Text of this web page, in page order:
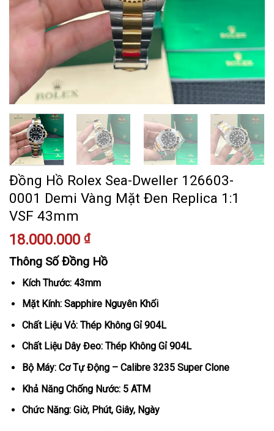
Đồng Hồ Rolex Sea-Dweller 126603-
0001 Demi Vàng Mặt Đen Replica 1:1
VSF 43mm
18.000.000 ₫
Thông Số Đồng Hồ
Kích Thước: 43mm
Mặt Kính: Sapphire Nguyên Khối
Chất Liệu Vỏ: Thép Không Gỉ 904L
Chất Liệu Dây Đeo: Thép Không Gỉ 904L
Bộ Máy: Cơ Tự Động – Calibre 3235 Super Clone
Khả Năng Chống Nước: 5 ATM
Chức Năng: Giờ, Phút, Giây, Ngày